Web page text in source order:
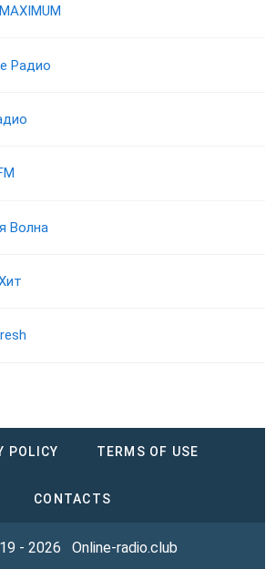
Радио
Волна
POLICY TERMS OF USE
CONTACTS
- 2026 Online-radio.club